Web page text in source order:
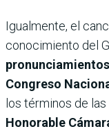
Igualmente, el
conocimiento del
Congreso
los términos de
Honorable